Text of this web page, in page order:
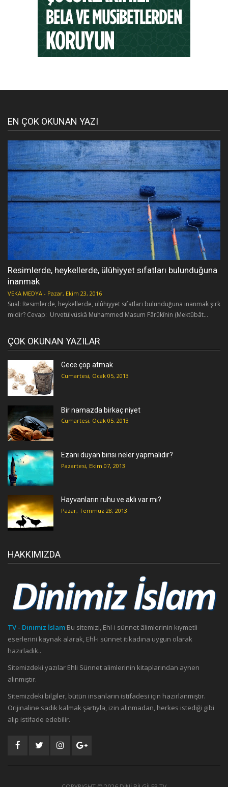
EN ÇOK OKUNAN YAZI
Resimlerde, heykellerde, ülûhiyyet sıfatları bulunduğuna
inanmak
VEKA MEDYA - Pazar, Ekim 23, 2016
Sual: Resimlerde, heykellerde, ülûhiyyet sıfatları bulunduğuna inanmak şirk
midir? Cevap: Urvetülvüskâ Muhammed Masum Fârûkînin (Mektûbât...
ÇOK OKUNAN YAZILAR
Gece çöp atmak
Cumartesi, Ocak 05, 2013
Bir namazda birkaç niyet
Cumartesi, Ocak 05, 2013
Ezanı duyan birisi neler yapmalıdır?
Pazartesi, Ekim 07, 2013
Hayvanların ruhu ve aklı var mı?
Pazar, Temmuz 28, 2013
HAKKIMIZDA
TV - Dinimiz İslam Bu sitemizi, Ehl-i sünnet âlimlerinin kıymetli
eserlerini kaynak alarak, Ehl-i sünnet itikadına uygun olarak
hazırladık..
Sitemizdeki yazılar Ehli Sünnet alimlerinin kitaplarından aynen
alınmıştır.
Sitemizdeki bilgiler, bütün insanların istifadesi için hazırlanmıştır.
Orijinaline sadık kalmak şartıyla, izin alınmadan, herkes istediği gibi
alıp istifade edebilir.